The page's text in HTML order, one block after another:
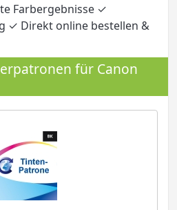
Farbergebnisse ✓
✓ Direkt online bestellen &
für Canon